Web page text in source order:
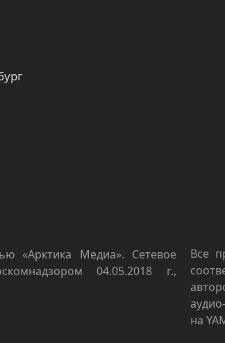
«Арктика Медиа». Сетевое
04.05.2018 г.,
Все
на